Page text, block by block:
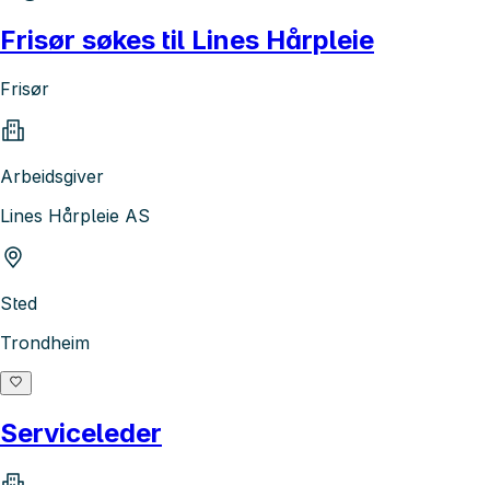
Frisør søkes til Lines Hårpleie
Frisør
Arbeidsgiver
Lines Hårpleie AS
Sted
Trondheim
Serviceleder